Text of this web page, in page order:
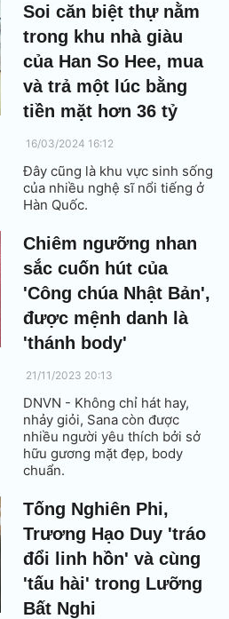
Soi căn biệt thự nằm
trong khu nhà giàu
của Han So Hee, mua
và trả một lúc bằng
tiền mặt hơn 36 tỷ
16/03/2024 16:12
Đây cũng là khu vực sinh sống
của nhiều nghệ sĩ nổi tiếng ở
Hàn Quốc.
Chiêm ngưỡng nhan
sắc cuốn hút của
'Công chúa Nhật Bản',
được mệnh danh là
'thánh body'
21/11/2023 20:13
DNVN - Không chỉ hát hay,
nhảy giỏi, Sana còn được
nhiều người yêu thích bởi sở
hữu gương mặt đẹp, body
chuẩn.
Tống Nghiên Phi,
Trương Hạo Duy 'tráo
đổi linh hồn' và cùng
'tấu hài' trong Lưỡng
Bất Nghi